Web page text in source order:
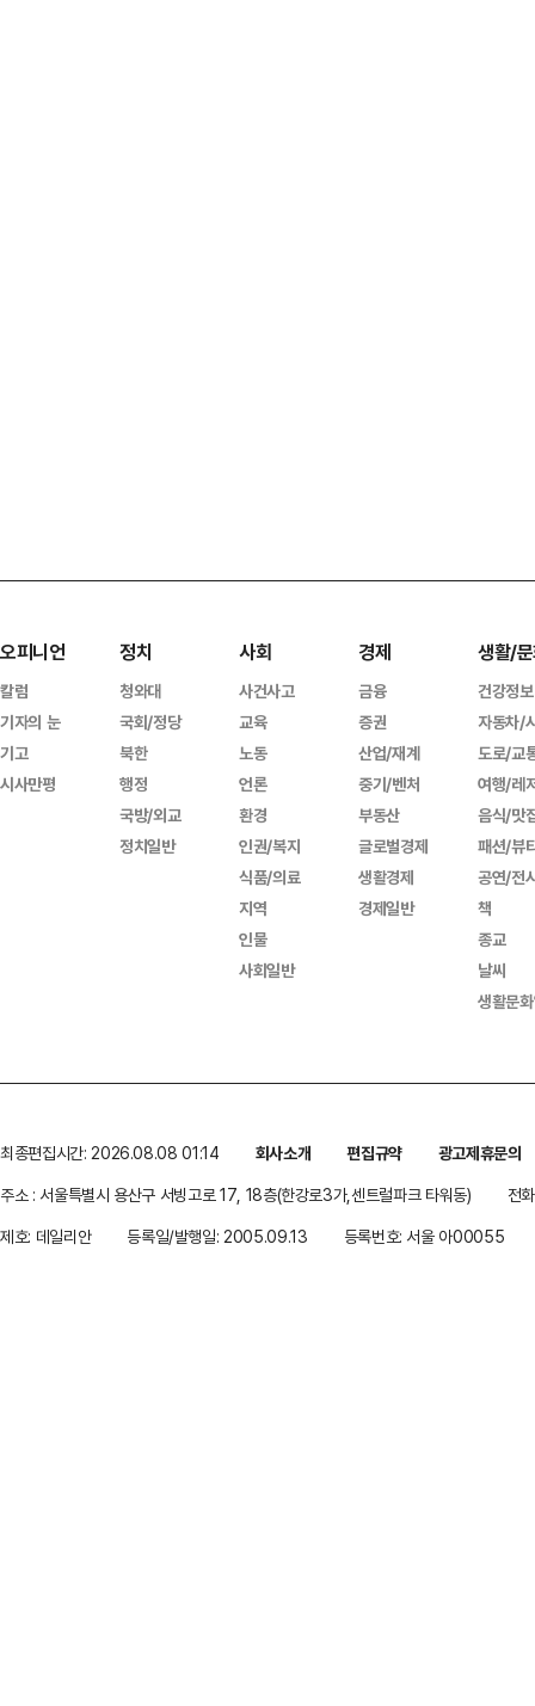
오피니언
칼럼
기자의 눈
기고
시사만평
정치
청와대
국회/정당
북한
행정
국방/외교
정치일반
사회
사건사고
교육
노동
언론
환경
인권/복지
식품/의료
지역
인물
사회일반
경제
금융
증권
산업/재계
중기/벤처
부동산
글로벌경제
생활경제
경제일반
생활/
건강정보
자동차/
도로/교
여행/레
음식/맛
패션/뷰
공연/전
책
종교
날씨
생활문
최종편집시간: 2026.08.08 01:14 회사소개 편집규약
광고제휴문의
주소 : 서울특별시 용산구 서빙고로 17, 18층(한강로3가,센트럴파크 타워동)
전
제호: 데일리안
등록일/발행일: 2005.09.13 등록번호: 서울 아00055